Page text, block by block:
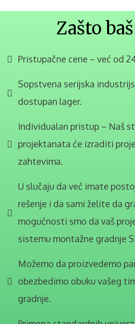
Zašto
Pristupačne cene – već od
Sopstvena serijska
dostupan lager.
Individualan pristup – Naš
projektanata će izraditi
zahtevima.
U slučaju da već imate
rešenje i da sami želite da
mogućnosti smo da vaš
sistemu montažne gradnje
Možemo da proizvedemo
obezbedimo obuku vašeg
gradnje.